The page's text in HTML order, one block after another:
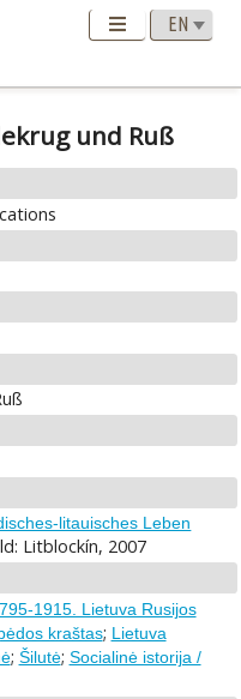
und Ruß
litauisches Leben
Litblockín, 2007
1915. Lietuva Rusijos
kraštas; Lietuva
; Šilutė; Socialinė istorija /